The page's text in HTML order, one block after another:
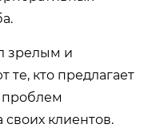
зрелым и
кто предлагает
проблем
клиентов.